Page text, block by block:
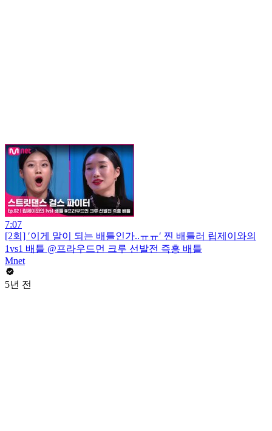
7:07
[2회] ′이게 말이 되는 배틀인가..ㅠㅠ′ 찐 배틀러 립제이와의
1vs1 배틀 @프라우드먼 크루 선발전 즉흥 배틀
Mnet
5년 전